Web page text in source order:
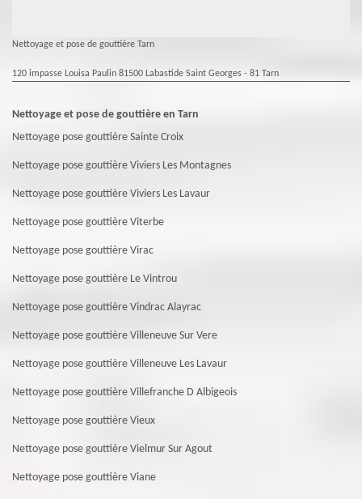
Nettoyage et pose de gouttière Tarn
120 impasse Louisa Paulin 81500 Labastide Saint Georges - 81 Tarn
Nettoyage et pose de gouttière en Tarn
Nettoyage pose gouttière Sainte Croix
Nettoyage pose gouttière Viviers Les Montagnes
Nettoyage pose gouttière Viviers Les Lavaur
Nettoyage pose gouttière Viterbe
Nettoyage pose gouttière Virac
Nettoyage pose gouttière Le Vintrou
Nettoyage pose gouttière Vindrac Alayrac
Nettoyage pose gouttière Villeneuve Sur Vere
Nettoyage pose gouttière Villeneuve Les Lavaur
Nettoyage pose gouttière Villefranche D Albigeois
Nettoyage pose gouttière Vieux
Nettoyage pose gouttière Vielmur Sur Agout
Nettoyage pose gouttière Viane